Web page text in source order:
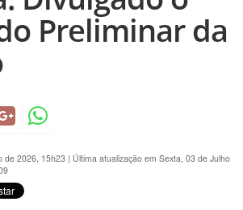
Preliminar da
de 2026, 15h23 | Última atualização em Sexta, 03 de Julho